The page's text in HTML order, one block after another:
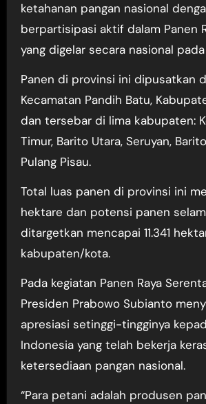
ketahanan pangan nasional
berpartisipasi aktif dalam Panen
yang digelar secara nasional
Panen di provinsi ini dipusatkan
Kecamatan Pandih Batu,
dan tersebar di lima kabupaten:
Timur, Barito Utara, Seruyan,
Pulang Pisau.
Total luas panen di provinsi ini
hektare dan potensi panen
ditargetkan mencapai 11.341
kabupaten/kota.
Pada kegiatan Panen Raya
Presiden Prabowo Subianto
apresiasi setinggi-tingginya
Indonesia yang telah bekerja
ketersediaan pangan nasional.
“Para petani adalah produsen